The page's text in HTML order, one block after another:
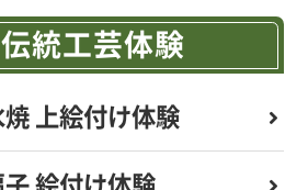
統工芸体験
焼 上絵付け体験